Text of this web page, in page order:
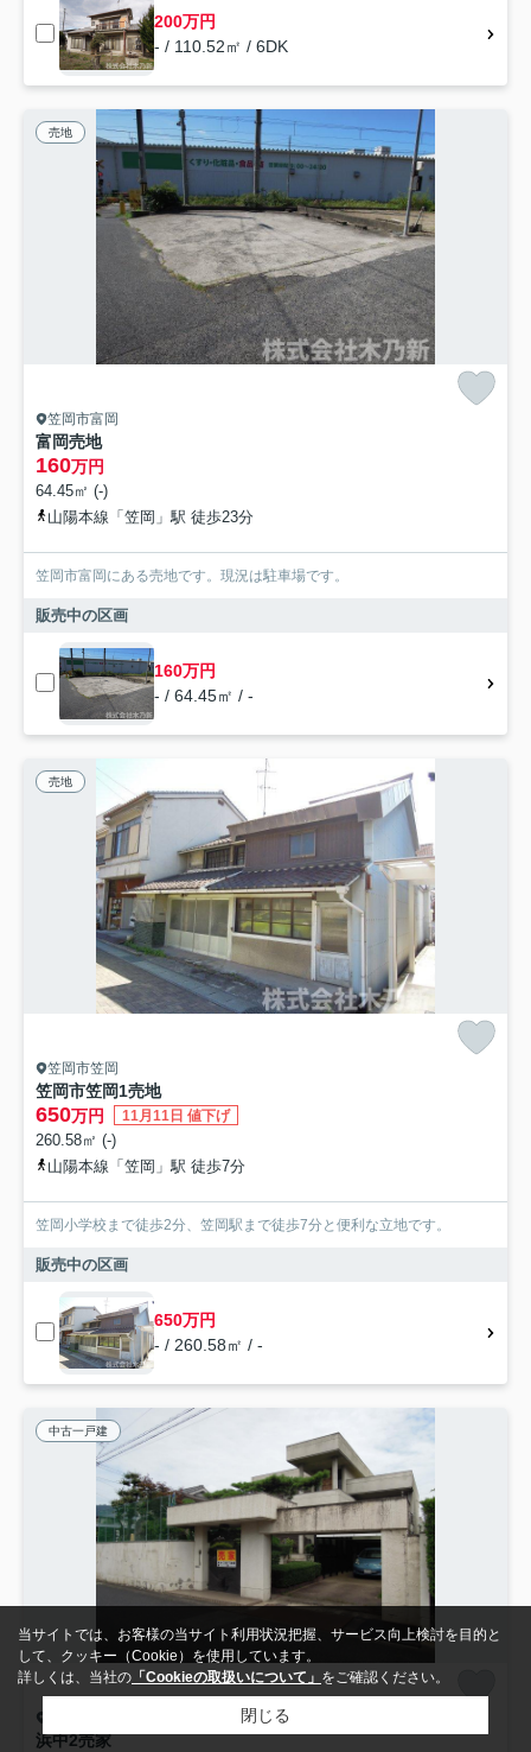
200万円
- / 110.52㎡ / 6DK
売地
笠岡市富岡
富岡売地
160万円
64.45㎡ (-)
山陽本線「笠岡」駅 徒歩23分
笠岡市富岡にある売地です。現況は駐車場です。
販売中の区画
160万円
- / 64.45㎡ / -
売地
笠岡市笠岡
笠岡市笠岡1売地
650万円 11月11日 値下げ
260.58㎡ (-)
山陽本線「笠岡」駅 徒歩7分
笠岡小学校まで徒歩2分、笠岡駅まで徒歩7分と便利な立地です。
販売中の区画
650万円
- / 260.58㎡ / -
中古一戸建
浜中2売家
当サイトでは、お客様の当サイト利用状況把握、サービス向上検討を目的と
して、クッキー（Cookie）を使用しています。
詳しくは、当社の 「Cookieの取扱いについて」 をご確認ください。
閉じる